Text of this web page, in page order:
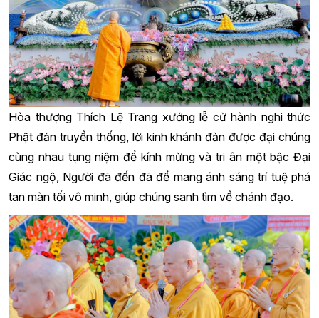
Hòa thượng Thích Lệ Trang xướng lễ cử hành nghi thức
Phật đản truyền thống, lời kinh khánh đản được đại chúng
cùng nhau tụng niệm để kính mừng và tri ân một bậc Đại
Giác ngộ, Người đã đến đã để mang ánh sáng trí tuệ phá
tan màn tối vô minh, giúp chúng sanh tìm về chánh đạo.